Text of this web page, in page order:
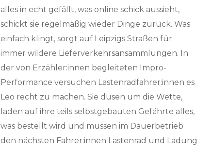
alles in echt gefällt, was online schick aussieht,
schickt sie regelmäßig wieder Dinge zurück. Was
einfach klingt, sorgt auf Leipzigs Straßen für
immer wildere Lieferverkehrsansammlungen. In
der von Erzähler:innen begleiteten Impro-
Performance versuchen Lastenradfahrer:innen es
Leo recht zu machen. Sie düsen um die Wette,
laden auf ihre teils selbstgebauten Gefährte alles,
was bestellt wird und müssen im Dauerbetrieb
den nächsten Fahrer:innen Lastenrad und Ladung